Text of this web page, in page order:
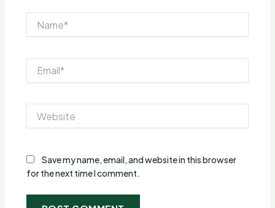
Save my name, email, and website in this browser
for the next time I comment.